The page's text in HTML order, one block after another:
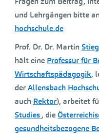
und Lehrgängen bitte an
hochschule.de
Prof. Dr. Dr. Martin
hält eine Professur für
Wirtschaftspädagogik,
derAllensbach
auch Rektor), arbeitet
Studies, die
gesundheitsbezogene